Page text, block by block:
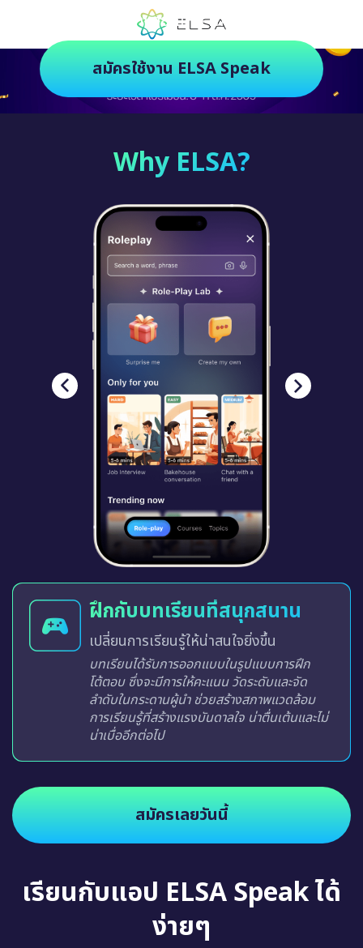
ตัวช่วยฝึกภาษายุคใหม่ ฝึกสนุกยิ่งกว่า
สมัครใช้งาน ELSA Speak
Why ELSA?
ฝึกกับบทเรียนที่สนุกสนาน
เปลี่ยนการเรียนรู้ให้น่าสนใจยิ่งขึ้น
บทเรียนได้รับการออกแบบในรูปแบบการฝึก
โต้ตอบ ซึ่งจะมีการให้คะแนน วัดระดับและจัด
ลำดับในกระดานผู้นำ ช่วยสร้างสภาพแวดล้อม
การเรียนรู้ที่สร้างแรงบันดาลใจ น่าตื่นเต้นและไม่
น่าเบื่ออีกต่อไป
สมัครเลยวันนี้
เรียนกับแอป ELSA Speak ได้
ง่ายๆ